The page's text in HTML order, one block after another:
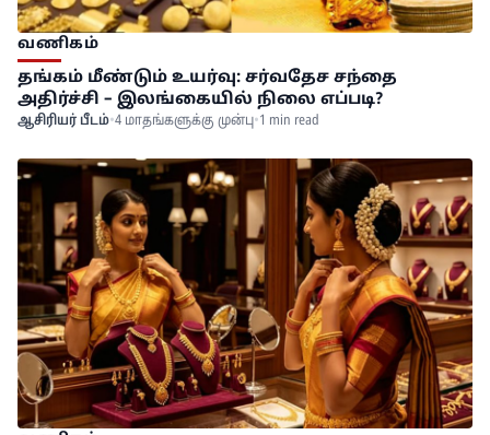
வணிகம்
தங்கம் மீண்டும் உயர்வு: சர்வதேச சந்தை
அதிர்ச்சி – இலங்கையில் நிலை எப்படி?
ஆசிரியர் பீடம்•4 மாதங்களுக்கு முன்பு•1 min read